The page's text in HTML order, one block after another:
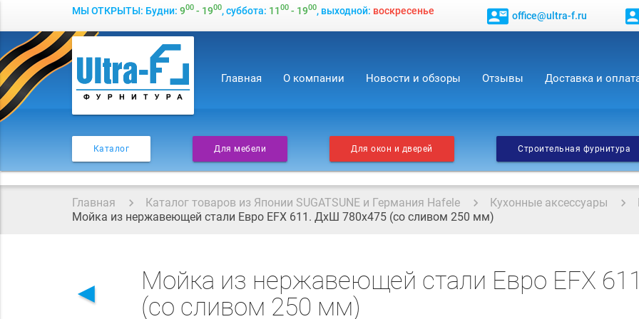
МЫ ОТКРЫТЫ: Будни: 900- 1900, суббота: 1100- 1900, выходной: воскресенье contact_mail office@ultra-f.ru
Главная О компании Новости и обзоры Отзывы Доставка и
Каталог Для мебели Для окон и дверей Строительная фурнитура
Главная Каталог товаров из Японии SUGATSUNE и Германия Hafele Кухонные аксессуары
Мойка из нержавеющей стали Евро EFX 611. ДхШ 780x475 (со сливом 250 мм)
◄
Мойка из нержавеющей стали Евро EFX
(со сливом 250 мм)